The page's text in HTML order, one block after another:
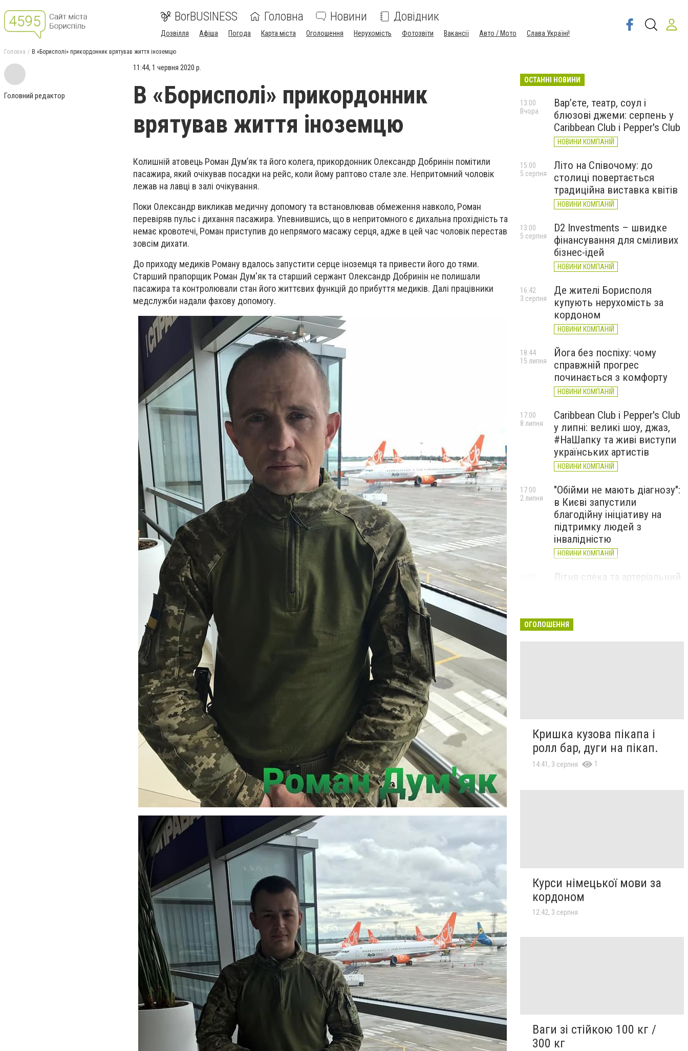
BorBUSINESS Головна Новини Довідник
Дозвілля Афіша Погода Карта міста Оголошення Нерухомість Фотозвіти Вакансії Авто / Мото Слава Україні!
Головна В «Борисполі» прикордонник врятував життя іноземцю
Головний редактор
11:44, 1 червня 2020 р.
В «Борисполі» прикордонник
врятував життя іноземцю
Колишній атовець Роман Дум’як та його колега, прикордонник Олександр Добринін помітили
пасажира, який очікував посадки на рейс, коли йому раптово стале зле. Непритомний чоловік
лежав на лавці в залі очікування.
Поки Олександр викликав медичну допомогу та встановлював обмеження навколо, Роман
перевіряв пульс і дихання пасажира. Упевнившись, що в непритомного є дихальна прохідність та
немає кровотечі, Роман приступив до непрямого масажу серця, адже в цей час чоловік перестав
зовсім дихати.
До приходу медиків Роману вдалось запустити серце іноземця та привести його до тями.
Старший прапорщик Роман Дум'як та старший сержант Олександр Добринін не полишали
пасажира та контролювали стан його життєвих функцій до прибуття медиків. Далі працівники
медслужби надали фахову допомогу.
ОСТАННІ НОВИНИ
Вар’єте, театр, соул і
блюзові джеми: серпень у
Caribbean Club і Pepper's Club
НОВИНИ КОМПАНІЙ
13:00
Вчора
Літо на Співочому: до
столиці повертається
традиційна виставка квітів
НОВИНИ КОМПАНІЙ
15:00
5 серпня
D2 Investments – швидке
фінансування для сміливих
бізнес-ідей
НОВИНИ КОМПАНІЙ
13:00
5 серпня
Де жителі Борисполя
купують нерухомість за
кордоном
НОВИНИ КОМПАНІЙ
16:42
3 серпня
Йога без поспіху: чому
справжній прогрес
починається з комфорту
НОВИНИ КОМПАНІЙ
18:44
15 липня
Caribbean Club і Pepper's Club
у липні: великі шоу, джаз,
#НаШапку та живі виступи
українських артистів
НОВИНИ КОМПАНІЙ
17:00
8 липня
"Обійми не мають діагнозу":
в Києві запустили
благодійну ініціативу на
підтримку людей з
інвалідністю
НОВИНИ КОМПАНІЙ
17:00
2 липня
Літня спека та артеріальний
ОГОЛОШЕННЯ
Кришка кузова пікапа і
ролл бар, дуги на пікап.
14:41, 3 серпня 1
Курси німецької мови за
кордоном
12:42, 3 серпня
Ваги зі стійкою 100 кг /
300 кг